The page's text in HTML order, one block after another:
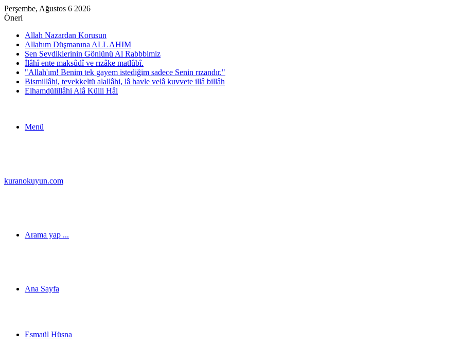
Perşembe, Ağustos 6 2026
Öneri
Allah Nazardan Korusun
Allahım Düşmanına ALL AHIM
Sen Sevdiklerinin Gönlünü Al Rabbbimiz
İlâhî ente maksûdî ve rızâke matlûbî.
"Allah'ım! Benim tek gayem istediğim sadece Senin rızandır."
Bismillâhi, tevekkeltü alallâhi, lâ havle velâ kuvvete illâ billâh
Elhamdülillâhi Alâ Külli Hâl
Menü
kuranokuyun.com
Arama yap ...
Ana Sayfa
Esmaül Hüsna